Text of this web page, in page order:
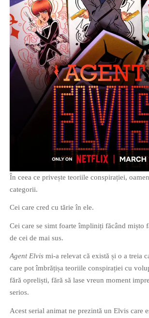
În ceea ce privește teoriile conspirației,
categorii.
Cei care cred cu tărie în ele.
Cei care se simt foarte împliniți făcând mișto
de cei de mai sus.
Agent Elvis mi-a relevat că există și o a treia
care pot îmbrățișa teoriile conspirației cu
fără opreliști, fără să lase vreun moment
serios.
Acest serial animat ne prezintă un Elvis care